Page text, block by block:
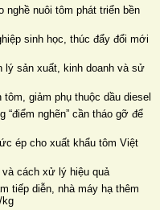
nghề nuôi tôm phát triển bền
sinh học, thúc đẩy đổi mới
lý sản xuất, kinh doanh và sử
giảm phụ thuộc dầu diesel
“điểm nghẽn” cần tháo gỡ để
ép cho xuất khẩu tôm Việt
cách xử lý hiệu quả
tiếp diễn, nhà máy hạ thêm
kg